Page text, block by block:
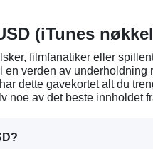
(iTunes
filmfanatiker eller
verden av underholdning
dette gavekortet alt du
noe av det beste innholdet